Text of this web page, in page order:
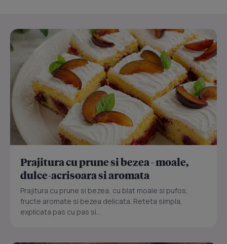
Prajitura cu prune si bezea - moale,
dulce-acrisoara si aromata
Prajitura cu prune si bezea, cu blat moale si pufos,
fructe aromate si bezea delicata. Reteta simpla,
explicata pas cu pas si...